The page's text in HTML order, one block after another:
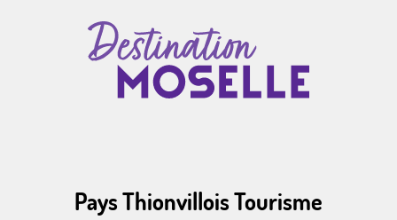
Pays Thionvillois Tourisme